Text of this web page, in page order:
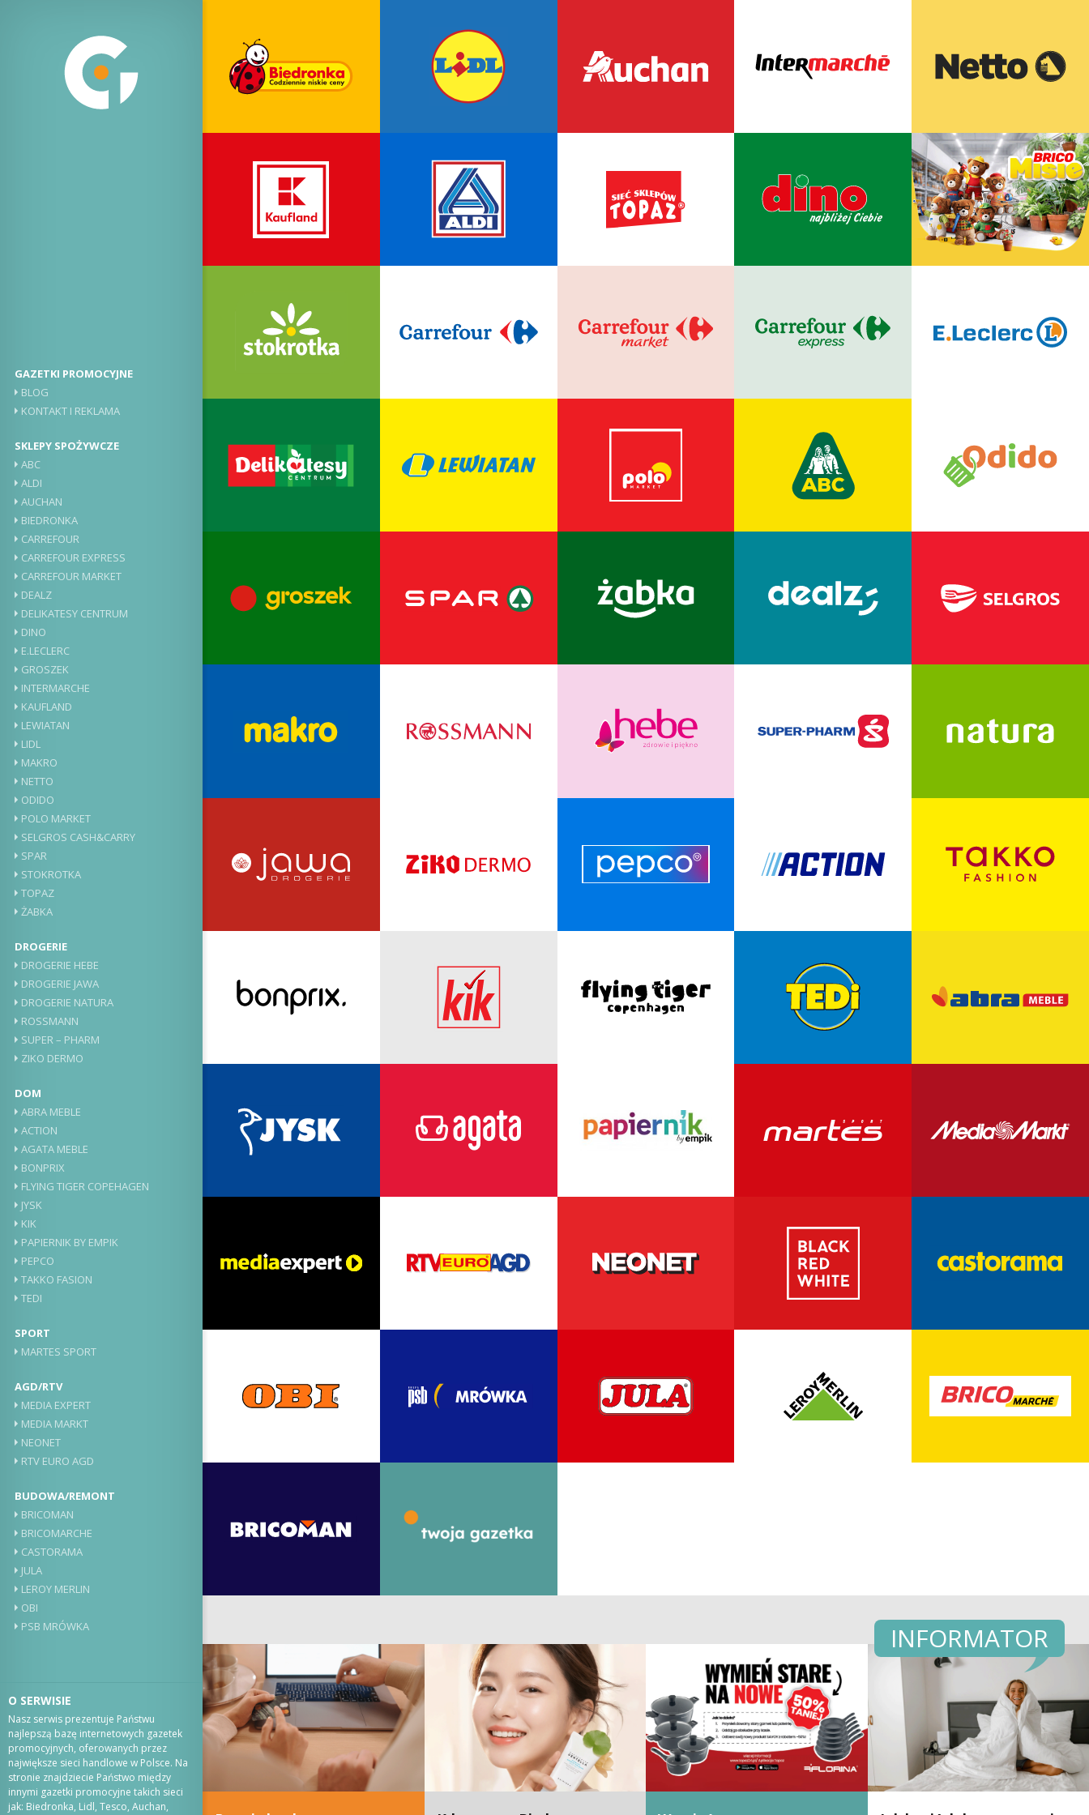
GAZETKI PROMOCYJNE
BLOG
KONTAKT I REKLAMA
SKLEPY SPOŻYWCZE
ABC
ALDI
AUCHAN
BIEDRONKA
CARREFOUR
CARREFOUR EXPRESS
CARREFOUR MARKET
DEALZ
DELIKATESY CENTRUM
DINO
E.LECLERC
GROSZEK
INTERMARCHE
KAUFLAND
LEWIATAN
LIDL
MAKRO
NETTO
ODIDO
POLO MARKET
SELGROS CASH&CARRY
SPAR
STOKROTKA
TOPAZ
ŻABKA
DROGERIE
DROGERIE HEBE
DROGERIE JAWA
DROGERIE NATURA
ROSSMANN
SUPER – PHARM
ZIKO DERMO
DOM
ABRA MEBLE
ACTION
AGATA MEBLE
BONPRIX
FLYING TIGER COPEHAGEN
JYSK
KIK
PAPIERNIK BY EMPIK
PEPCO
TAKKO FASION
TEDI
SPORT
MARTES SPORT
AGD/RTV
MEDIA EXPERT
MEDIA MARKT
NEONET
RTV EURO AGD
BUDOWA/REMONT
BRICOMAN
BRICOMARCHE
CASTORAMA
JULA
LEROY MERLIN
OBI
PSB MRÓWKA
O SERWISIE
Nasz serwis prezentuje Państwu
najlepszą bazę internetowych gazetek
promocyjnych, oferowanych przez
największe sieci handlowe w Polsce. Na
stronie znajdziecie Państwo między
innymi gazetki promocyjne takich sieci
jak: Biedronka, Lidl, Tesco, Auchan,
INFORMATOR